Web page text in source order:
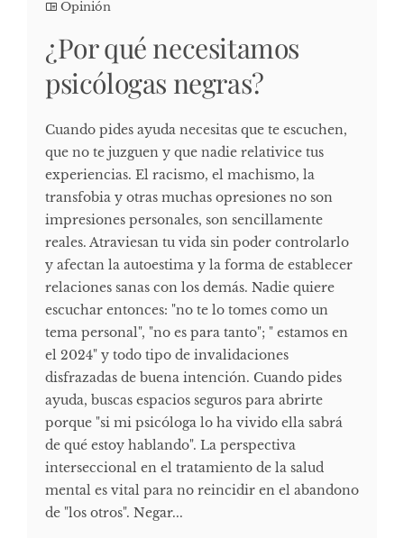
Opinión
¿Por qué necesitamos
psicólogas negras?
Cuando pides ayuda necesitas que te escuchen,
que no te juzguen y que nadie relativice tus
experiencias. El racismo, el machismo, la
transfobia y otras muchas opresiones no son
impresiones personales, son sencillamente
reales. Atraviesan tu vida sin poder controlarlo
y afectan la autoestima y la forma de establecer
relaciones sanas con los demás. Nadie quiere
escuchar entonces: "no te lo tomes como un
tema personal", "no es para tanto"; " estamos en
el 2024" y todo tipo de invalidaciones
disfrazadas de buena intención. Cuando pides
ayuda, buscas espacios seguros para abrirte
porque "si mi psicóloga lo ha vivido ella sabrá
de qué estoy hablando". La perspectiva
interseccional en el tratamiento de la salud
mental es vital para no reincidir en el abandono
de "los otros". Negar...